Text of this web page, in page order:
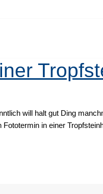
will halt gut Ding
in einer
Tropfsteinhöhle